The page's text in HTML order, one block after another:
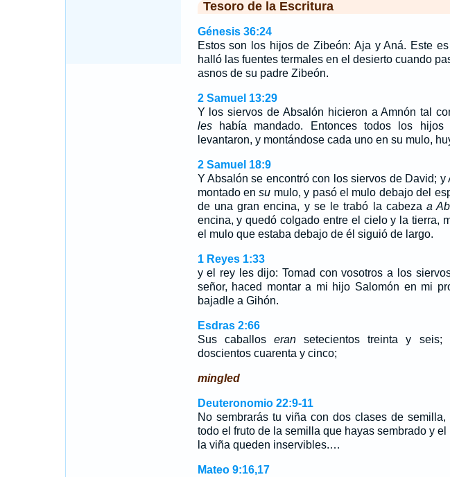
Tesoro de la Escritura
Génesis 36:24
Estos son los hijos de Zibeón: Aja y Aná. Este
halló las fuentes termales en el desierto cuando
asnos de su padre Zibeón.
2 Samuel 13:29
Y los siervos de Absalón hicieron a Amnón tal
leshabía mandado. Entonces todos los
levantaron, y montándose cada uno en su mulo,
2 Samuel 18:9
Y Absalón se encontró con los siervos de David; y
montado ensu mulo, y pasó el mulo debajo del
de una gran encina, y se le trabó la cabezaa
encina, y quedó colgado entre el cielo y la tierra,
el mulo que estaba debajo de él siguió de largo.
1 Reyes 1:33
y el rey les dijo: Tomad con vosotros a los
señor, haced montar a mi hijo Salomón en mi
bajadle a Gihón.
Esdras 2:66
Sus caballos eransetecientos treinta y seis;
doscientos cuarenta y cinco;
mingled
Deuteronomio 22:9-11
No sembrarás tu viña con dos clases de
todo el fruto de la semilla que hayas sembrado y el
la viña queden inservibles.…
Mateo 9:16,17